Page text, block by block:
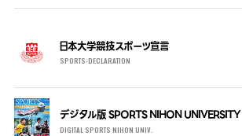
日本大学競技スポーツ宣言
SPORTS-DECLARATION
デジタル版 SPORTS NIHON UNIVERSITY
DIGITAL SPORTS NIHON UNIV.